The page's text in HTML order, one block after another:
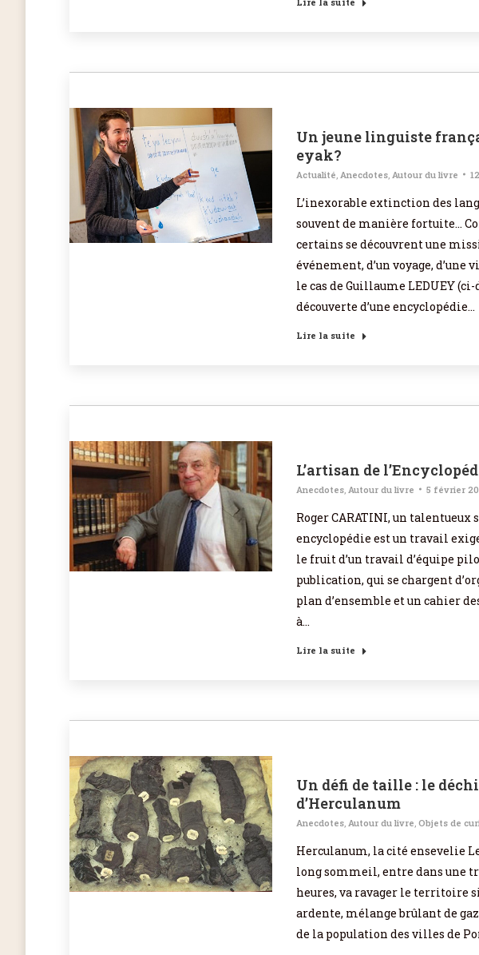
Un jeune linguiste
eyak?
Actualité Anecdotes Autour du livre
L’inexorable extinction des
souvent de manière fortuite…
certains se découvrent une
événement, d’un voyage, d’une
le cas de Guillaume LEDUEY (ci-
découverte d’une encyclopédie…
Lire la suite
L’artisan de
Anecdotes Autour du livre 5 février
Roger CARATINI, un talentueux
encyclopédie est un travail
le fruit d’un travail d’équipe
publication, qui se chargent
plan d’ensemble et un cahier
à…
Lire la suite
Un défi de taille : le
d’Herculanum
Anecdotes Autour du livre ,Objets de
Herculanum, la cité ensevelie
long sommeil, entre dans une
heures, va ravager le territoire
ardente, mélange brûlant de
de la population des villes de